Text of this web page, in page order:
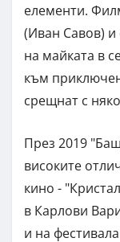
елементи.
(Иван Савов) и
на майката в
към
срещнат с
През 2019
високите
кино -
в Карлови
и на